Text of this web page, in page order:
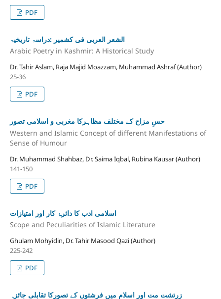
PDF
الشعر العربی فی کشمیر :دراسۃ تاریخیۃ
Arabic Poetry in Kashmir: A Historical Study
Dr. Tahir Aslam, Raja Majid Moazzam, Muhammad Ashraf (Author)
25-36
PDF
حسِ مزاح کے مختلف مظاہرکا مغربی و اسلامی تصور
Western and Islamic Concept of different Manifestations of
Sense of Humour
Dr. Muhammad Shahbaz, Dr. Saima Iqbal, Rubina Kausar (Author)
141-150
PDF
اسلامی ادب کا دائرۂ کار اور امتیازات
Scope and Peculiarities of Islamic Literature
Ghulam Mohyidin, Dr. Tahir Masood Qazi (Author)
225-242
PDF
زرتشت مت اور اسلام میں فرشتوں کے تصورکا تقابلی جائزہ